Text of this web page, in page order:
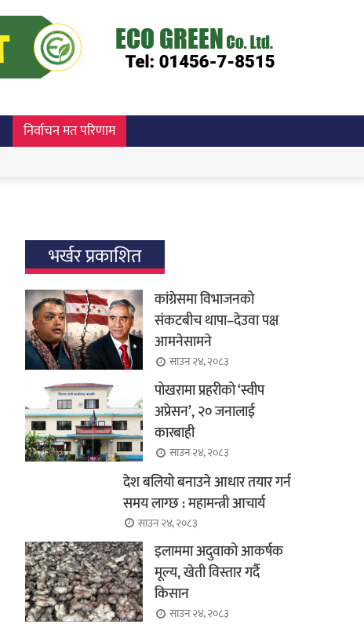
निर्वाचन मत परिणाम
भर्खर प्रकाशित
कांग्रेसमा विभाजनको
संकटबीच थापा–देउवा पक्ष
आमनेसामने
साउन २४, २०८३
पोखरामा प्रहरीको ‘स्वीप
अप्रेसन’, २० जनालाई
कारबाही
साउन २४, २०८३
देश बलियो बनाउने आधार तयार गर्न
समय लाग्छ : महामन्त्री आचार्य
साउन २४, २०८३
इलाममा अदुवाको आकर्षक
मूल्य, खेती विस्तार गर्दै
किसान
साउन २४, २०८३